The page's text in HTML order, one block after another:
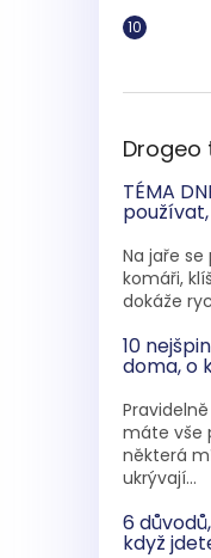
Drogeo
TÉMA
Na jaře
komáři,
dokáže
10
doma, o
máte vše
některá
ukrývají...
6
když